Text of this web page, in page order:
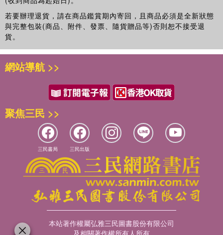
若要辦理退貨，請在商品鑑賞期內寄回，且商品必須是全新狀態
與完整包裝(商品、附件、發票、隨貨贈品等)否則恕不接受退
貨。
網站導航 >>
聚焦三民 >>
三民書局 三民出版
本站著作權屬弘雅三民圖書股份有限公司
及相關著作權所有人所有